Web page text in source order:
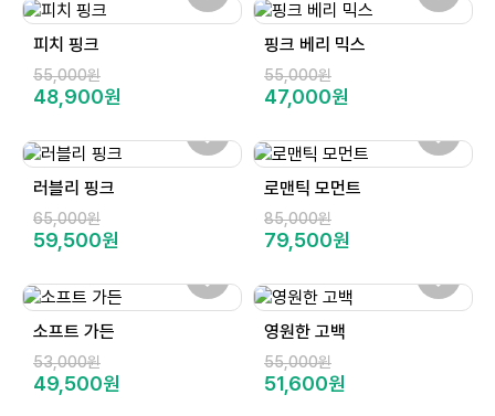
피치 핑크
55,000원
48,900원
핑크 베리 믹스
55,000원
47,000원
러블리 핑크
65,000원
59,500원
로맨틱 모먼트
85,000원
79,500원
소프트 가든
53,000원
49,500원
영원한 고백
55,000원
51,600원